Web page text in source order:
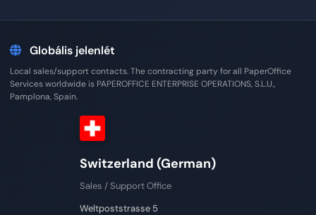
Globális jelenlét
Local sales/support contacts. The contracting party for all PaperOffice
Services worldwide is PAPEROFFICE ENTERPRISE OPERATIONS, S.L.U.,
Pamplona, Spain.
Switzerland (German)
Sales / Support Office
Weltpoststrasse 5